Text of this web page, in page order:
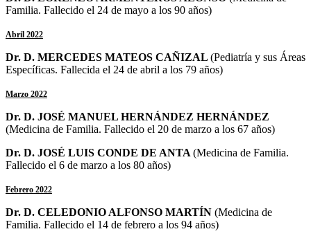
Familia. Fallecido el 24 de mayo a los 90 años)
Abril 2022
Dr. D. MERCEDES MATEOS CAÑIZAL (Pediatría y sus Áreas
Específicas. Fallecida el 24 de abril a los 79 años)
Marzo 2022
Dr. D. JOSÉ MANUEL HERNÁNDEZ HERNÁNDEZ
(Medicina de Familia. Fallecido el 20 de marzo a los 67 años)
Dr. D. JOSÉ LUIS CONDE DE ANTA (Medicina de Familia.
Fallecido el 6 de marzo a los 80 años)
Febrero 2022
Dr. D. CELEDONIO ALFONSO MARTÍN (Medicina de
Familia. Fallecido el 14 de febrero a los 94 años)